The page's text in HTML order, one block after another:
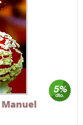
Manuel